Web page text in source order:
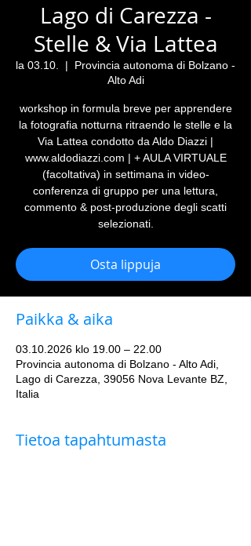
Lago di Carezza -
Stelle & Via Lattea
la 03.10.
  |
Provincia autonoma di Bolzano -
Alto Adi
workshop in formula breve per apprendere
la fotografia notturna ritraendo le stelle e la
Via Lattea condotto da Aldo Diazzi |
www.aldodiazzi.com | + AULA VIRTUALE
(facoltativa) in settimana in video-
conferenza di gruppo per una lettura,
commento & post-produzione degli scatti
selezionati.
Osta lippuja
Paikka & aika
03.10.2026 klo 19.00 – 22.00
Provincia autonoma di Bolzano - Alto Adi,
Lago di Carezza, 39056 Nova Levante BZ,
Italia
Tietoa tapahtumasta